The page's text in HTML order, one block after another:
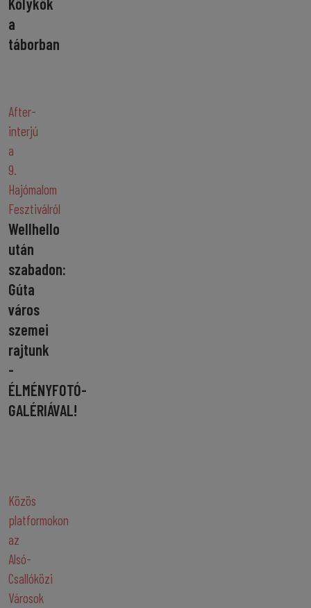
Kölykök
a
táborban
After-
interjú
a
9.
Hajómalom
Fesztiválról
Wellhello
után
szabadon:
Gúta
város
szemei
rajtunk
-
ÉLMÉNYFOTÓ-
GALÉRIÁVAL!
Közös
platformokon
az
Alsó-
Csallóközi
Városok